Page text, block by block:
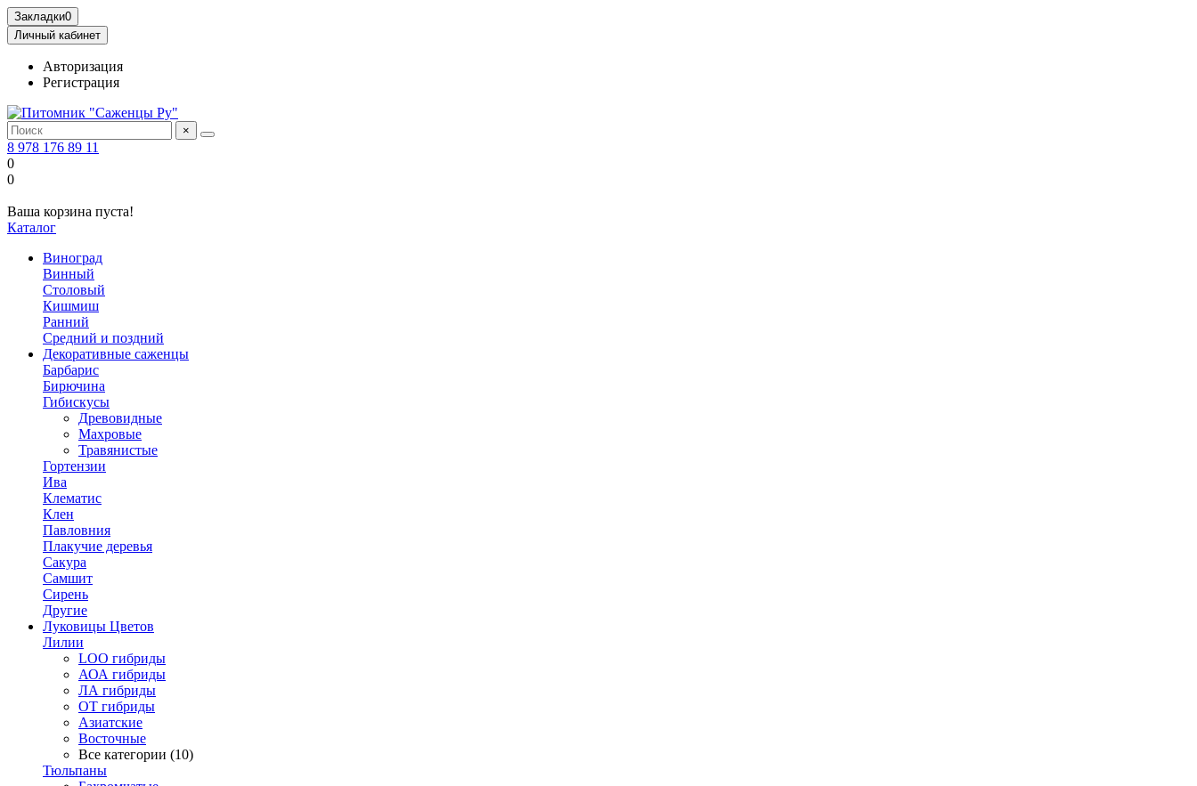
Закладки0
Личный кабинет
Авторизация
Регистрация
×
8 978 176 89 11
0
0
Ваша корзина пуста!
Каталог
Виноград
Винный
Столовый
Кишмиш
Ранний
Средний и поздний
Декоративные саженцы
Барбарис
Бирючина
Гибискусы
Древовидные
Махровые
Травянистые
Гортензии
Ива
Клематис
Клен
Павловния
Плакучие деревья
Сакура
Самшит
Сирень
Другие
Луковицы Цветов
Лилии
LOO гибриды
АОА гибриды
ЛА гибриды
ОТ гибриды
Азиатские
Восточные
Все категории (10)
Тюльпаны